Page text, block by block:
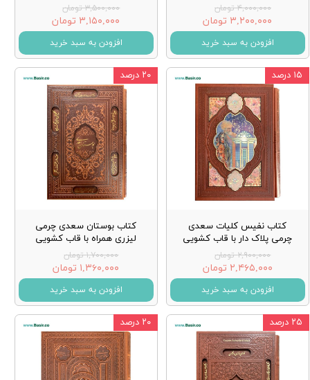
۴,۰۰۰,۰۰۰ تومان
۳,۲۰۰,۰۰۰ تومان
افزودن به سبد خرید
۳,۵۰۰,۰۰۰ تومان
۳,۱۵۰,۰۰۰ تومان
افزودن به سبد خرید
کتاب نفیس کلیات سعدی
چرمی پلاک دار با قاب کشویی
۲,۹۰۰,۰۰۰ تومان
۲,۴۶۵,۰۰۰ تومان
افزودن به سبد خرید
۱۵ درصد
کتاب بوستان سعدی چرمی
لیزری همراه با قاب کشویی
۱,۷۰۰,۰۰۰ تومان
۱,۳۶۰,۰۰۰ تومان
افزودن به سبد خرید
۲۰ درصد
۲۵ درصد ۲۰ درصد